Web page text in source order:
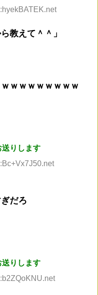
教えて＾＾」
ｗｗｗｗｗｗｗｗ
りします
だろ
りします